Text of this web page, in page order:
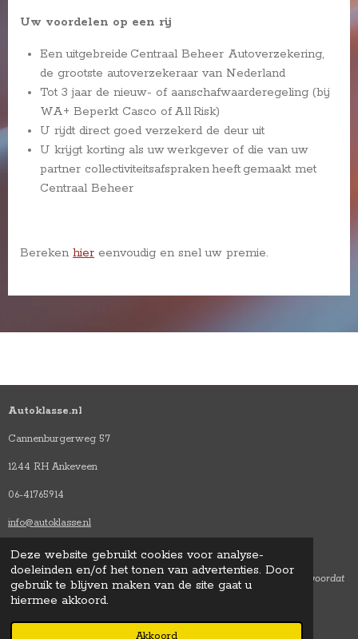
Deze website gebruikt cookies voor analyse-
doeleinden en/of het tonen van advertenties. Door
gebruik te blijven maken van de site gaat u
hiermee akkoord.
Akkoord
Uw voordelen op een rij
Een uitgebreide Centraal Beheer Autoverzekering,
de grootste autoverzekeraar van Nederland
Tot 3 jaar de nieuw- of aanschafwaarderegeling (bij
WA+ Beperkt Casco of All Risk)
U rijdt direct goed verzekerd de deur uit
U krijgt korting als uw werkgever of die van uw
partner collectiviteitsafspraken heeft gemaakt met
Centraal Beheer
Bereken hier eenvoudig en snel uw premie.
Autoklasse.nl
Cannenburgerweg 57
1244 RH Ankeveen
06-41765914
info@autoklasse.nl
Autoklasse is alleen op afspraak geopend, dus bel altijd eerst even voordat
u langsko mt.